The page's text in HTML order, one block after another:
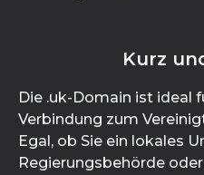
Kurz
Die .uk-Domain ist ideal
Verbindung zum
Egal, ob Sie ein lokales
Regierungsbehörde